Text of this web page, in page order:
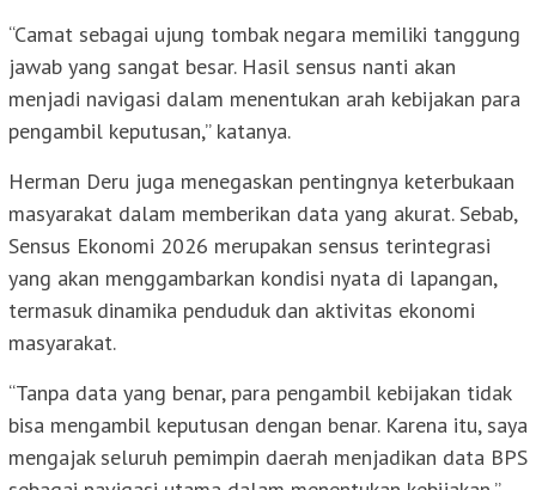
“Camat sebagai ujung tombak negara memiliki tanggung
jawab yang sangat besar. Hasil sensus nanti akan
menjadi navigasi dalam menentukan arah kebijakan para
pengambil keputusan,” katanya.
Herman Deru juga menegaskan pentingnya keterbukaan
masyarakat dalam memberikan data yang akurat. Sebab,
Sensus Ekonomi 2026 merupakan sensus terintegrasi
yang akan menggambarkan kondisi nyata di lapangan,
termasuk dinamika penduduk dan aktivitas ekonomi
masyarakat.
“Tanpa data yang benar, para pengambil kebijakan tidak
bisa mengambil keputusan dengan benar. Karena itu, saya
mengajak seluruh pemimpin daerah menjadikan data BPS